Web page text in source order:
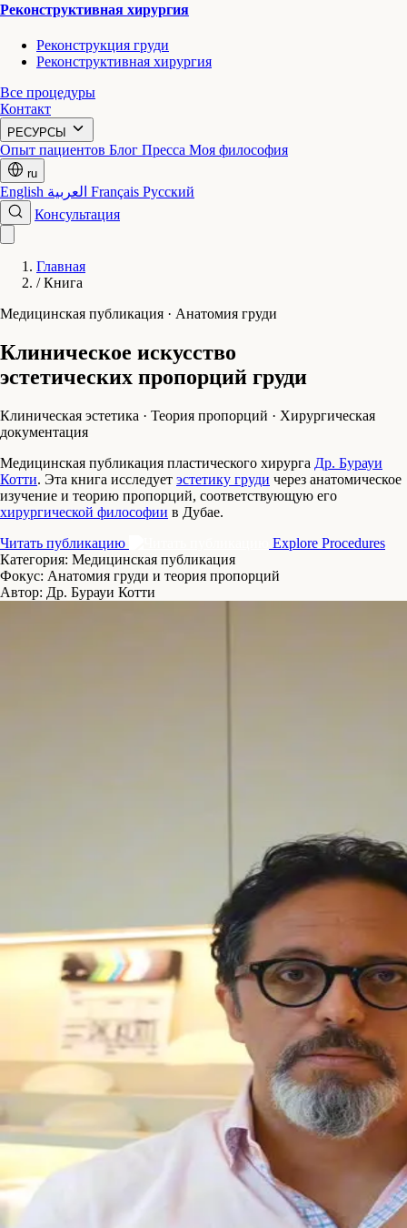
Реконструктивная хирургия
Реконструкция груди
Реконструктивная хирургия
Все процедуры
Контакт
РЕСУРСЫ
Опыт пациентов Блог Пресса Моя философия
ru
English Français Русский
Консультация
Главная
/ Книга
Медицинская публикация · Анатомия груди
Клиническое искусство
эстетических пропорций груди
Клиническая эстетика · Теория пропорций · Хирургическая
документация
Медицинская публикация пластического хирурга Др. Бурауи
Котти. Эта книга исследует эстетику груди через анатомическое
изучение и теорию пропорций, соответствующую его
хирургической философии в Дубае.
Читать публикацию
Explore Procedures
Категория: Медицинская публикация
Фокус: Анатомия груди и теория пропорций
Автор: Др. Бурауи Котти